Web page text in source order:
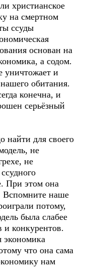
христианское
на смертном
ссуды
основан на
а содом.
уничтожает и
обитания.
конечна, и
серьёзный
для своего
не
не
При этом она
Вспомните наше
потому,
была слабее
конкурентов.
экономика
что она сама
нам